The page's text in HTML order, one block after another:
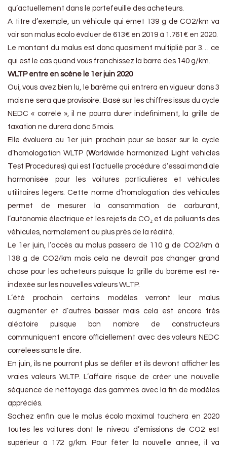
qu’actuellement dans le portefeuille des acheteurs.
A titre d’exemple, un véhicule qui émet 139 g de CO2/km va
voir son malus écolo évoluer de 613€ en 2019 à 1.761€ en 2020.
Le montant du malus est donc quasiment multiplié par 3… ce
qui est le cas quand vous franchissez la barre des 140 g/km.
WLTP entre en scène le 1er juin 2020
Oui, vous avez bien lu, le barême qui entrera en vigueur dans 3
mois ne sera que provisoire. Basé sur les chiffres issus du cycle
NEDC « corrélé », il ne pourra durer indéfiniment, la grille de
taxation ne durera donc 5 mois.
Elle évoluera au 1er juin prochain pour se baser sur le cycle
d’homologation WLTP (Worldwide harmonized Light vehicles
Test Procedures) qui est l’actuelle procédure d’essai mondiale
harmonisée pour les voitures particulières et véhicules
utilitaires légers. Cette norme d’homologation des véhicules
permet de mesurer la consommation de carburant,
l’autonomie électrique et les rejets de CO₂ et de polluants des
véhicules, normalement au plus près de la réalité.
Le 1er juin, l’accès au malus passera de 110 g de CO2/km à
138 g de CO2/km mais cela ne devrait pas changer grand
chose pour les acheteurs puisque la grille du barême est ré-
indexée sur les nouvelles valeurs WLTP.
L’été prochain certains modèles verront leur malus
augmenter et d’autres baisser mais cela est encore très
aléatoire puisque bon nombre de constructeurs
communiquent encore officiellement avec des valeurs NEDC
corrélées sans le dire.
En juin, ils ne pourront plus se défiler et ils devront afficher les
vraies valeurs WLTP. L’affaire risque de créer une nouvelle
séquence de nettoyage des gammes avec la fin de modèles
appréciés.
Sachez enfin que le malus écolo maximal touchera en 2020
toutes les voitures dont le niveau d’émissions de CO2 est
supérieur à 172 g/km. Pour fêter la nouvelle année, il va